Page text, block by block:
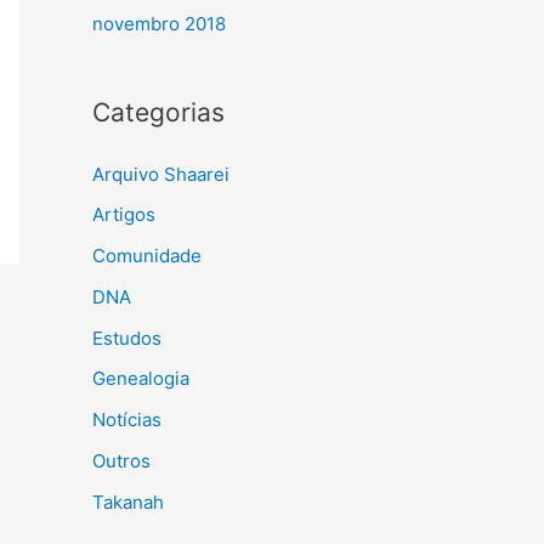
novembro 2018
Categorias
Arquivo Shaarei
Artigos
Comunidade
DNA
Estudos
Genealogia
Notícias
Outros
Takanah